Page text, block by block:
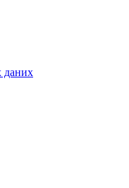
даних